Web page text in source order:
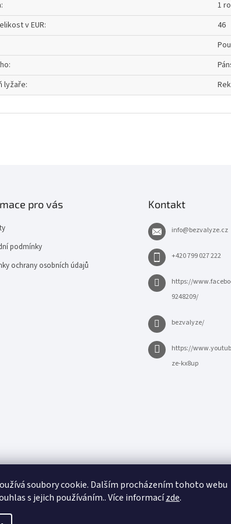
soubory cookie. Dalším procházením tohoto webu
s jejich používáním.. Více informacízde.
:
1
v EUR:
46
:
lyžaře:
pro vás
podmínky
ochrany osobních údajů
Kontakt
info@bezvalyze.cz
+420 799 027 222
https://
9248209/
bezvalyze/
https://
ze-kx8up